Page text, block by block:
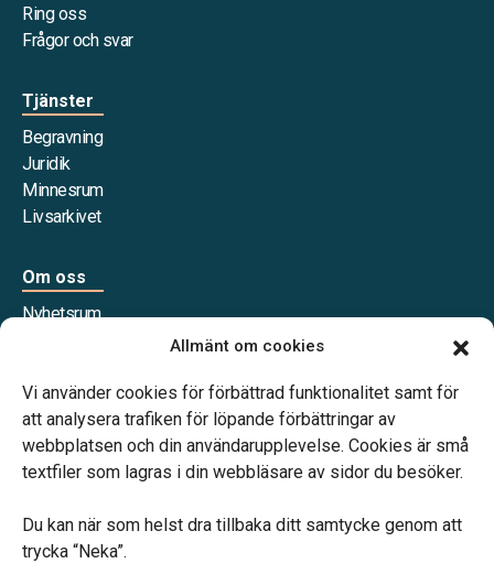
Allmänt om cookies
Vi använder cookies för förbättrad funktionalitet samt för
att analysera trafiken för löpande förbättringar av
webbplatsen och din användarupplevelse. Cookies är små
textfiler som lagras i din webbläsare av sidor du besöker.
Du kan när som helst dra tillbaka ditt samtycke genom att
trycka “Neka”.
Ring oss
Frågor och svar
Tjänster
Begravning
Juridik
Minnesrum
Livsarkivet
Om oss
Nyhetsrum
Våra samarbetspartners
familjejuridiken – genom hela livet.